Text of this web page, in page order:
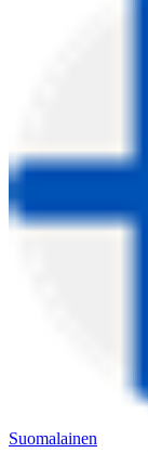
Suomalainen